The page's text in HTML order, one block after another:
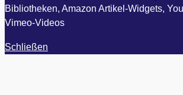
Bibliotheken, Amazon Artikel-Widgets,
Vimeo-Videos
Schließen